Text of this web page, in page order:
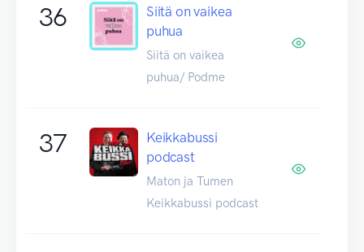
36
Siitä on vaikea
puhua
Siitä on vaikea
puhua/ Podme
37
Keikkabussi
podcast
Maton ja Tumen
Keikkabussi podcast